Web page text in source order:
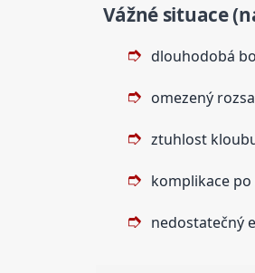
Vážné situace
dlouhodobá
omezený
ztuhlost
komplikace
nedostatečný